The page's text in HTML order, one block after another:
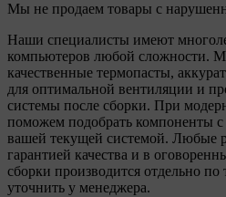
Мы не продаем товары с
Наши специалисты имеют
компьютеров любой сложности.
качественные термопасты,
для оптимальной вентиляции и
системы после сборки. При
поможем подобрать компоненты с
вашей текущей системой. Любые
гарантией качества и в
сборки производится отдельно
уточнить у менеджера.